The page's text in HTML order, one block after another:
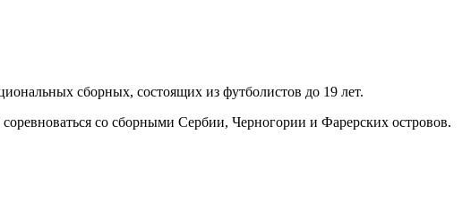
сборных, состоящих из футболистов до 19 лет.
со сборными Сербии, Черногории и Фарерских островов.